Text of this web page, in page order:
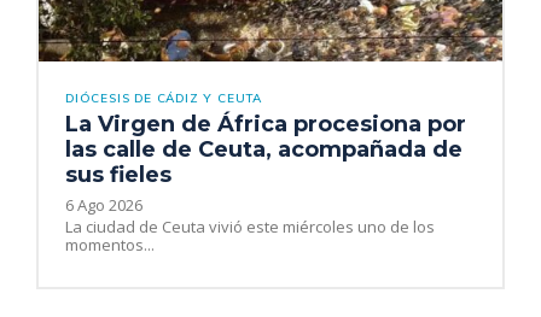
DIÓCESIS DE CÁDIZ Y CEUTA
La Virgen de África procesiona por
las calle de Ceuta, acompañada de
sus fieles
6 Ago 2026
La ciudad de Ceuta vivió este miércoles uno de los
momentos...